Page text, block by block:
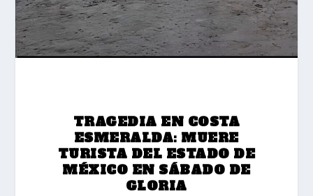
TRAGEDIA EN COSTA
ESMERALDA: MUERE
TURISTA DEL ESTADO DE
MÉXICO EN SÁBADO DE
GLORIA